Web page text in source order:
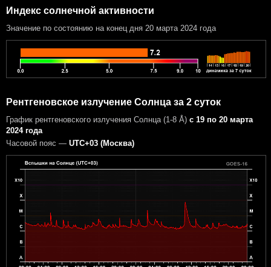
Индекс солнечной активности
Значение по состоянию на конец дня 20 марта 2024 года
Рентгеновское излучение Солнца за 2 суток
График рентгеновского излучения Солнца (1-8 Å) с 19 по 20 марта
2024 года
Часовой пояс — UTC+03 (Москва)